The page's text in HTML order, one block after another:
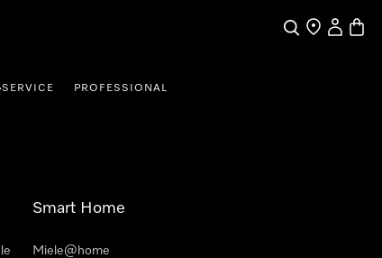
SucheHändlersuche
SERVICE PROFESSIONAL
Smart Home
Miele@home